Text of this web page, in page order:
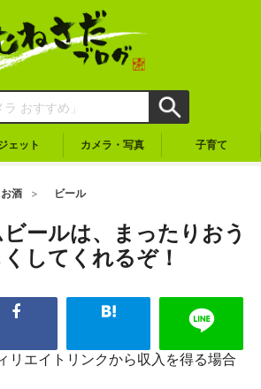
ェット カメラ・写真 子育て
お酒 ビール
ールは、まったりおう
してくれるぞ！
リエイトリンクから収入を得る場合